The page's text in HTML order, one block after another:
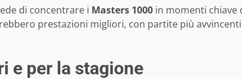
di concentrare i Masters 1000 in momenti chiave
prestazioni migliori, con partite più
e per la stagione